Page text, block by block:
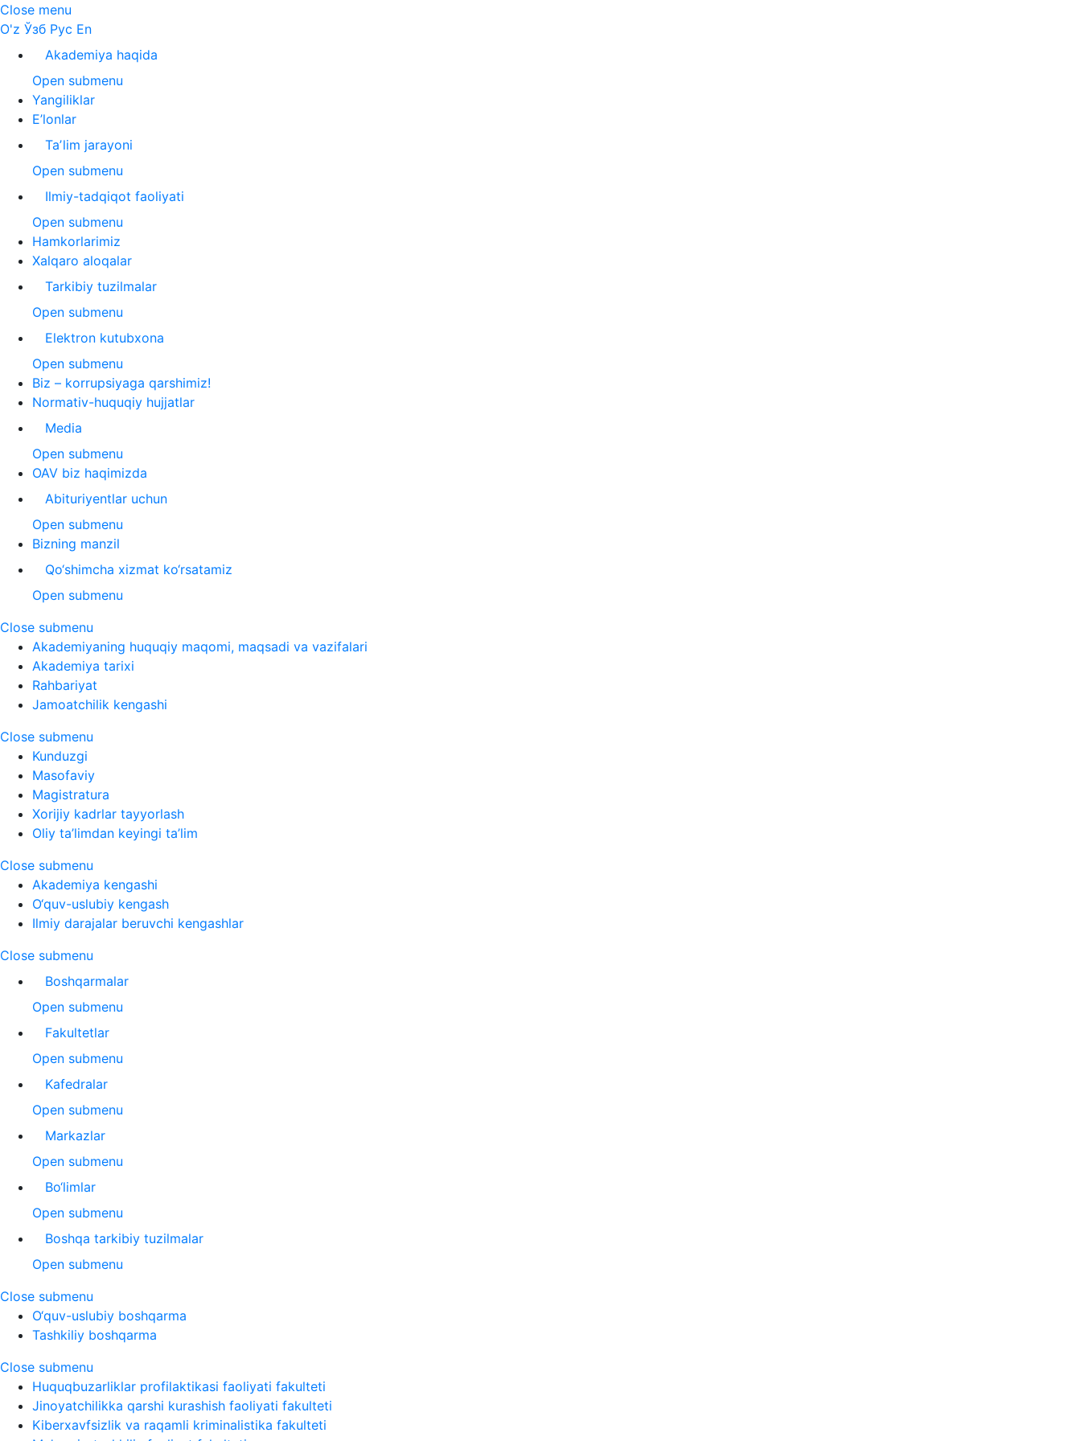
Close menu
O'z Ўзб Рус En
Akademiya haqida
Open submenu
Yangiliklar
E’lonlar
Taʼlim jarayoni
Open submenu
Ilmiy-tadqiqot faoliyati
Open submenu
Hamkorlarimiz
Xalqaro aloqalar
Tarkibiy tuzilmalar
Open submenu
Elektron kutubxona
Open submenu
Biz – korrupsiyaga qarshimiz!
Normativ-huquqiy hujjatlar
Media
Open submenu
OAV biz haqimizda
Abituriyentlar uchun
Open submenu
Bizning manzil
Qo‘shimcha xizmat ko‘rsatamiz
Open submenu
Close submenu
Akademiyaning huquqiy maqomi, maqsadi va vazifalari
Akademiya tarixi
Rahbariyat
Jamoatchilik kengashi
Close submenu
Kunduzgi
Masofaviy
Magistratura
Xorijiy kadrlar tayyorlash
Oliy ta’limdan keyingi ta’lim
Close submenu
Akademiya kengashi
O‘quv-uslubiy kengash
Ilmiy darajalar beruvchi kengashlar
Close submenu
Boshqarmalar
Open submenu
Fakultetlar
Open submenu
Kafedralar
Open submenu
Markazlar
Open submenu
Bo‘limlar
Open submenu
Boshqa tarkibiy tuzilmalar
Open submenu
Close submenu
O‘quv-uslubiy boshqarma
Tashkiliy boshqarma
Close submenu
Huquqbuzarliklar profilaktikasi faoliyati fakulteti
Jinoyatchilikka qarshi kurashish faoliyati fakulteti
Kiberxavfsizlik va raqamli kriminalistika fakulteti